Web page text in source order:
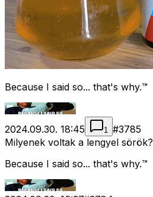
Because I said so... that's why.™
2024.09.30. 18:45 1 #3785
Milyenek voltak a lengyel sörök?
Because I said so... that's why.™